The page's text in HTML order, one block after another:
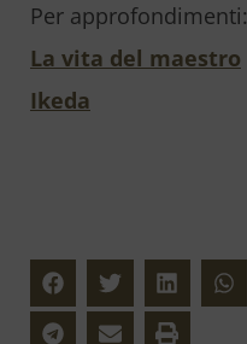
Per approfondimenti:
La vita del maestro
Ikeda